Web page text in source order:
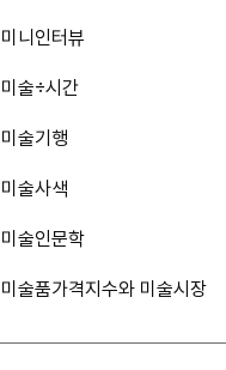
미니인터뷰
미술÷시간
미술기행
미술사색
미술인문학
미술품가격지수와 미술시장